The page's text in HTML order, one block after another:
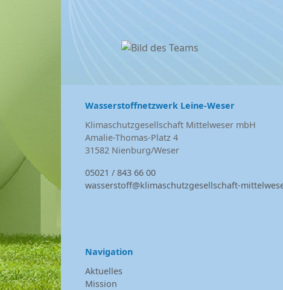
Wasserstoffnetzwerk Leine-Weser
Klimaschutzgesellschaft Mittelweser mbH
Amalie-Thomas-Platz 4
31582 Nienburg/Weser
05021 / 843 66 00
wasserstoff@klimaschutzgesellschaft-
Navigation
Aktuelles
Mission